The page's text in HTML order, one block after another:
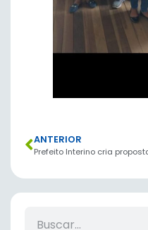
ANTERIOR